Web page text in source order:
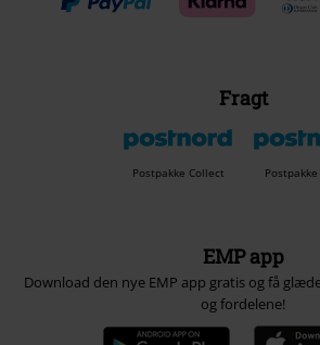
Fragt
Postpakke Collect
EMP app
Download den nye EMP app gratis og få
og fordelene!